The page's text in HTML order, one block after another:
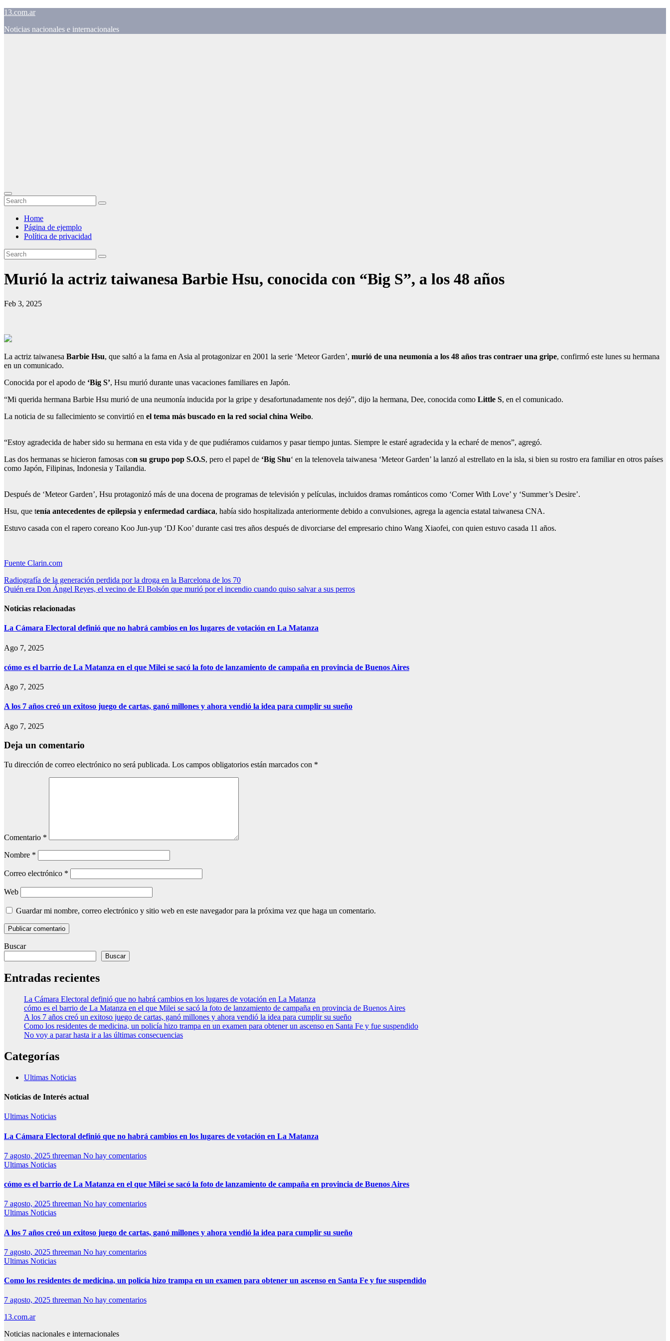
Skip
content
13.com.ar
Noticias nacionales e internacionales
Home
Página de ejemplo
Política de privacidad
Murió la actriz taiwanesa Barbie Hsu, conocida con “Big S”, a los 48 años
Feb 3, 2025
La actriz taiwanesa Barbie Hsu, que saltó a la fama en Asia al protagonizar en 2001 la serie ‘Meteor Garden’, murió de una neumonía a los 48 años tras contraer una gripe, confirmó este lunes su hermana
en un comunicado.
Conocida por el apodo de ‘Big S’, Hsu murió durante unas vacaciones familiares en Japón.
“Mi querida hermana Barbie Hsu murió de una neumonía inducida por la gripe y desafortunadamente nos dejó”, dijo la hermana, Dee, conocida como Little S, en el comunicado.
La noticia de su fallecimiento se convirtió en el tema más buscado en la red social china Weibo.
“Estoy agradecida de haber sido su hermana en esta vida y de que pudiéramos cuidarnos y pasar tiempo juntas. Siempre le estaré agradecida y la echaré de menos”, agregó.
Las dos hermanas se hicieron famosas con su grupo pop S.O.S, pero el papel de ‘Big Shu‘ en la telenovela taiwanesa ‘Meteor Garden’ la lanzó al estrellato en la isla, si bien su rostro era familiar en otros países
como Japón, Filipinas, Indonesia y Tailandia.
Después de ‘Meteor Garden’, Hsu protagonizó más de una docena de programas de televisión y películas, incluidos dramas románticos como ‘Corner With Love’ y ‘Summer’s Desire’.
Hsu, que tenía antecedentes de epilepsia y enfermedad cardíaca, había sido hospitalizada anteriormente debido a convulsiones, agrega la agencia estatal taiwanesa CNA.
Estuvo casada con el rapero coreano Koo Jun-yup ‘DJ Koo’ durante casi tres años después de divorciarse del empresario chino Wang Xiaofei, con quien estuvo casada 11 años.
Fuente Clarin.com
Navegación
de
entradas
Radiografía de la generación perdida por la droga en la Barcelona de los 70
Quién era Don Ángel Reyes, el vecino de El Bolsón que murió por el incendio cuando quiso salvar a sus perros
Noticias relacionadas
La Cámara Electoral definió que no habrá cambios en los lugares de votación en La Matanza
Ago 7, 2025
cómo es el barrio de La Matanza en el que Milei se sacó la foto de lanzamiento de campaña en provincia de Buenos Aires
Ago 7, 2025
A los 7 años creó un exitoso juego de cartas, ganó millones y ahora vendió la idea para cumplir su sueño
Ago 7, 2025
Deja un comentario
Tu dirección de correo electrónico no será publicada. Los campos obligatorios están marcados con *
Comentario *
Nombre *
Correo electrónico *
Web
Guardar mi nombre, correo electrónico y sitio web en este navegador para la próxima vez que haga un comentario.
Buscar
Buscar
Entradas recientes
La Cámara Electoral definió que no habrá cambios en los lugares de votación en La Matanza
cómo es el barrio de La Matanza en el que Milei se sacó la foto de lanzamiento de campaña en provincia de Buenos Aires
A los 7 años creó un exitoso juego de cartas, ganó millones y ahora vendió la idea para cumplir su sueño
Como los residentes de medicina, un policía hizo trampa en un examen para obtener un ascenso en Santa Fe y fue suspendido
No voy a parar hasta ir a las últimas consecuencias
Categorías
Ultimas Noticias
Noticias de Interés actual
Ultimas Noticias
La Cámara Electoral definió que no habrá cambios en los lugares de votación en La Matanza
7 agosto, 2025 threeman No hay comentarios
Ultimas Noticias
cómo es el barrio de La Matanza en el que Milei se sacó la foto de lanzamiento de campaña en provincia de Buenos Aires
7 agosto, 2025 threeman No hay comentarios
Ultimas Noticias
A los 7 años creó un exitoso juego de cartas, ganó millones y ahora vendió la idea para cumplir su sueño
7 agosto, 2025 threeman No hay comentarios
Ultimas Noticias
Como los residentes de medicina, un policía hizo trampa en un examen para obtener un ascenso en Santa Fe y fue suspendido
7 agosto, 2025 threeman No hay comentarios
13.com.ar
Noticias nacionales e internacionales